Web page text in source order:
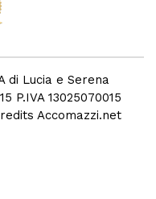
di Lucia e Serena
P.IVA 13025070015
Accomazzi.net